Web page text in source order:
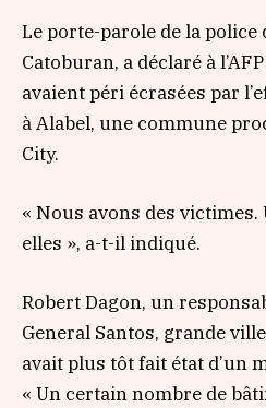
Le porte-parole de la police
Catoburan, a déclaré à
avaient péri écrasées par
à Alabel, une commune
City.
« Nous avons des
elles », a-t-il indiqué.
Robert Dagon, un
General Santos, grande
avait plus tôt fait état d’un
« Un certain nombre de